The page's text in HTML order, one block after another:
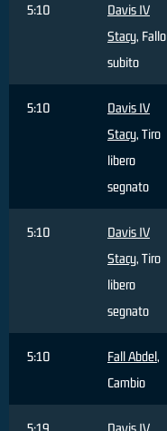
5:10
Davis IV
Stacy, Fallo
subito
5:10
Davis IV
Stacy, Tiro
libero
segnato
5:10
Davis IV
Stacy, Tiro
libero
segnato
5:10 Fall Abdel,
Cambio
5:19 Davis IV